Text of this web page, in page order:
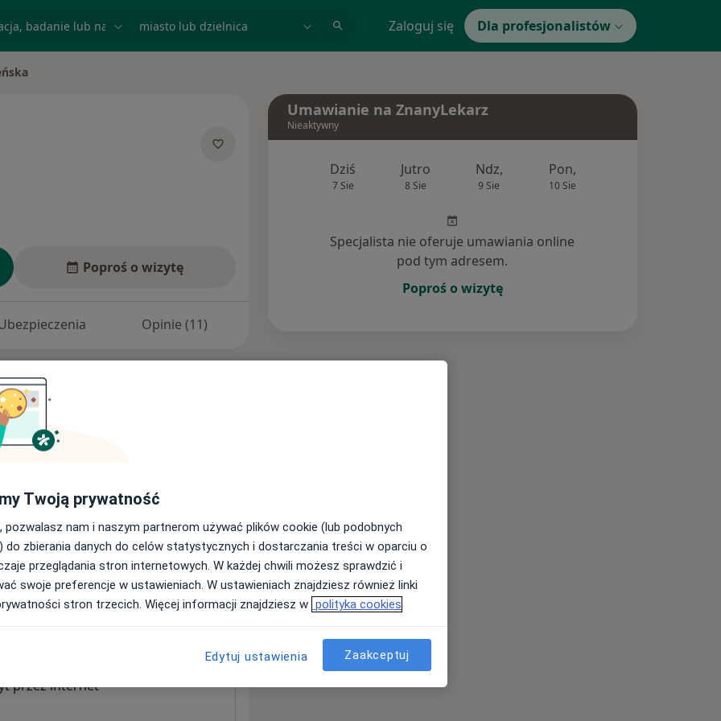
Zaloguj się Dla profesjonalistów
Poproś o wizytę
Opinie (11)
i cenach
o usługach i cenach.
przez internet
Umawianie na ZnanyLekarz
Nieaktywny
Dziś
7 Sie
Jutro
8 Sie
Ndz,
9 Sie
Pon,
10 Sie
Specjalista nie oferuje umawiania online
pod tym adresem.
Poproś o wizytę
Twoją prywatność
pozwalasz nam i naszym partnerom używać plików cookie (lub podobnych
do zbierania danych do celów statystycznych i dostarczania treści w oparciu o
przeglądania stron internetowych. W każdej chwili możesz sprawdzić i
swoje preferencje w ustawieniach. W ustawieniach znajdziesz również linki
stron trzecich. Więcej informacji znajdziesz w polityka cookies
Edytuj ustawienia Zaakceptuj